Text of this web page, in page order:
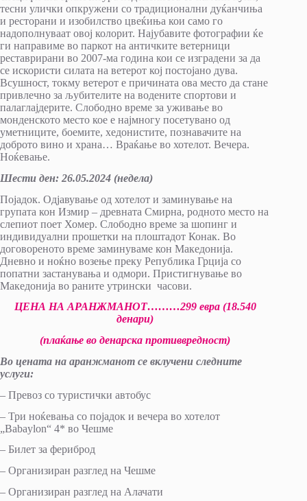
тесни улички опкружени со традиционални дуќанчиња
и ресторани и изобилство цвеќиња кои само го
надополнуваат овој колорит. Најубавите фотографии ќе
ги направиме во паркот на античките ветерници
реставрирани во 2007-ма година кои се изградени за да
се искористи силата на ветерот кој постојано дува.
Всушност, токму ветерот е причината ова место да стане
привлечно за љубителите на водените спортови и
палаглајдерите. Слободно време за уживање во
монденското место кое е најмногу посетувано од
уметниците, боемите, хедонистите, познавачите на
доброто вино и храна… Враќање во хотелот. Вечера.
Ноќевање.
Шести ден: 26.05.2024 (недела)
Појадок. Одјавување од хотелот и заминување на
групата кон Измир – древната Смирна, родното место на
слепиот поет Хомер. Слободно време за шопинг и
индивидуални прошетки на плоштадот Конак. Во
договореното време заминуваме кон Македонија.
Дневно и ноќно возење преку Република Грција со
попатни застанувања и одмори. Пристигнување во
Македонија во раните утрински часови.
ЦЕНА НА АРАНЖМАНОТ………299 евра (18.540
денари)
(плаќање во денарска противвредност)
Во цената на аранжманот се вклучени следните
услуги:
– Превоз со туристички автобус
– Три ноќевања со појадок и вечера во хотелот
„Babaylon“ 4* во Чешме
– Билет за фериброд
– Организиран разглед на Чешме
– Организиран разглед на Алачати